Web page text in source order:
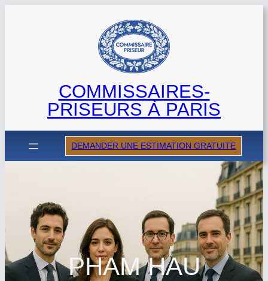
COMMISSAIRES-
PRISEURS À PARIS
DEMANDER UNE ESTIMATION GRATUITE
PHAM HAU